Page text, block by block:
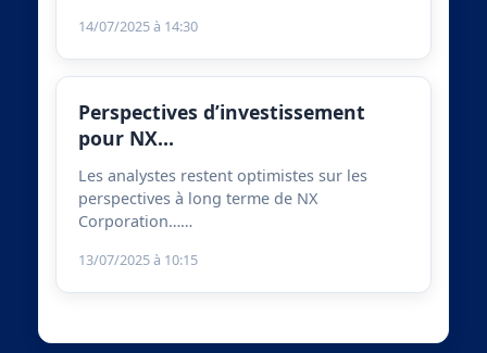
14/07/2025 à 14:30
Perspectives d’investissement
pour NX…
Les analystes restent optimistes sur les
perspectives à long terme de NX
Corporation……
13/07/2025 à 10:15